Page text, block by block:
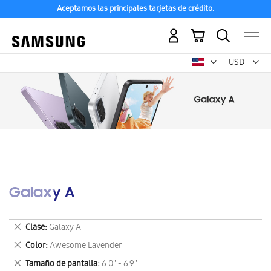
Aceptamos las principales tarjetas de crédito.
USD -
dólar
Mi carrito
Galaxy A
Clase Galaxy A
Eliminar
este
artículo
Color Awesome Lavender
Eliminar
este
Tamaño de pantalla 6.0" - 6.9"
Eliminar